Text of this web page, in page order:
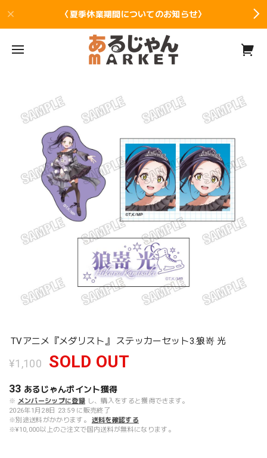
〈夏季休業期間についてのお知らせ〉
TVアニメ『メダリスト』 ステッカーセット3.狼嵜 光
¥1,100 SOLD OUT
33 あるじゃんポイント獲得
※ メンバーシップに登録 し、購入をすると獲得できます。
2026年1月28日 23:59 に販売終了
※別途送料がかかります。
送料を確認する
※¥10,000以上のご注文で国内送料が無料になります。